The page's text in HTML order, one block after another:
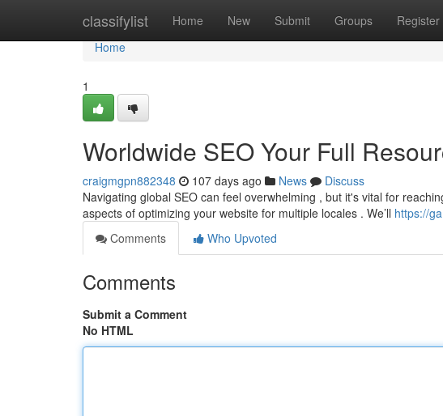
classifylist Home New Submit Groups Register
Home
Home
1
Worldwide SEO Your Full
craigmgpn882348 107 days ago News
Discuss
Navigating global SEO can feel overwhelming , but it's vital for
aspects of optimizing your website for multiple locales . We’ll https://
Comments
Who Upvoted
Comments
Submit a Comment
No HTML